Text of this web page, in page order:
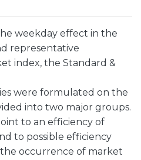
weekday effect in the
representative
index, the Standard &
were formulated on the
into two major groups.
to an efficiency of
to possible efficiency
occurrence of market